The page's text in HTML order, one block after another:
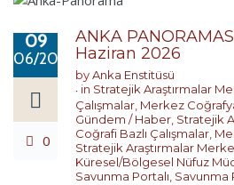
09
06/2026
0
ANKA
Haziran 2026
byAnka Enstitüsü
in Stratejik Araştırmalar
Çalışmalar, Merkez
Gündem / Haber, Stratejik
Coğrafi Bazlı Çalışmalar,
Stratejik Araştırmalar
Küresel/Bölgesel Nüfuz
Savunma Portalı, Savunma